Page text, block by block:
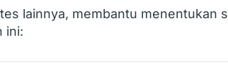
lainnya, membantu menentukan
ini: